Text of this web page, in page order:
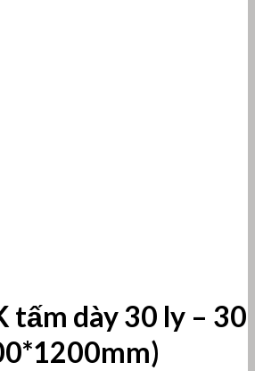
tấm dày 30 ly – 30